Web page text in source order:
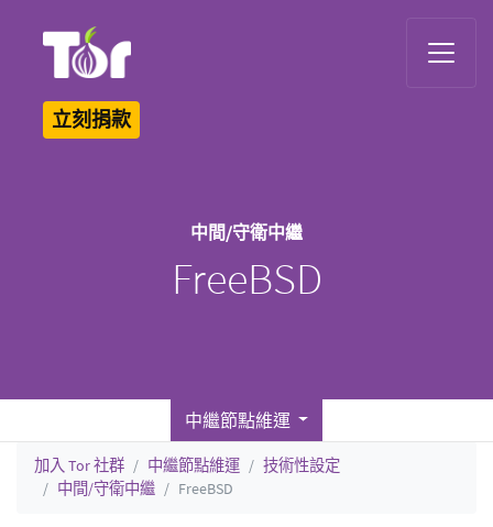
立刻捐款
中間/守衛中繼
FreeBSD
中繼節點維運
加入 Tor 社群 中繼節點維運
技術性設定
中間/守衛中繼
FreeBSD